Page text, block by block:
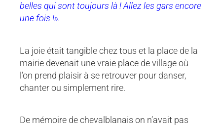
belles qui sont toujours là ! Allez les gars encore
une fois !».
La joie était tangible chez tous et la place de la
mairie devenait une vraie place de village où
l’on prend plaisir à se retrouver pour danser,
chanter ou simplement rire.
De mémoire de chevalblanais on n’avait pas